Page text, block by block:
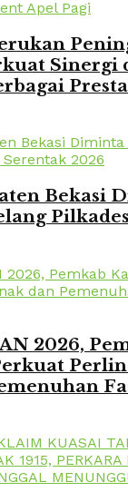
Sinergi
Bekasi
2026,